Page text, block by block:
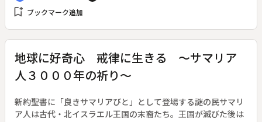
親は死亡。親代わりの飼育係や他のチンパンジーの微妙な心の
bookmark_add ブックマーク追加
地球に好奇心 戒律に生きる ～サマリア
人３０００年の祈り～
新約聖書に「良きサマリアびと」として登場する謎の民サマリ
ア人は古代・北イスラエル王国の末裔たち。王国が滅びた後は